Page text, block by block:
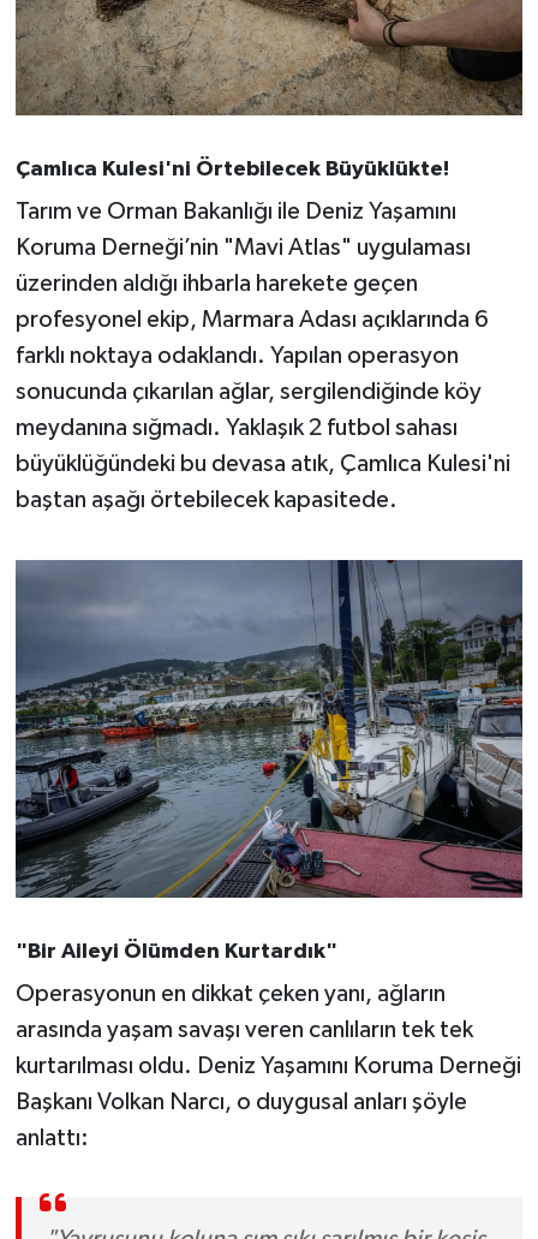
Çamlıca Kulesi'ni Örtebilecek Büyüklükte!
Tarım ve Orman Bakanlığı ile Deniz Yaşamını
Koruma Derneği’nin "Mavi Atlas" uygulaması
üzerinden aldığı ihbarla harekete geçen
profesyonel ekip, Marmara Adası açıklarında 6
farklı noktaya odaklandı. Yapılan operasyon
sonucunda çıkarılan ağlar, sergilendiğinde köy
meydanına sığmadı. Yaklaşık 2 futbol sahası
büyüklüğündeki bu devasa atık, Çamlıca Kulesi'ni
baştan aşağı örtebilecek kapasitede.
"Bir Aileyi Ölümden Kurtardık"
Operasyonun en dikkat çeken yanı, ağların
arasında yaşam savaşı veren canlıların tek tek
kurtarılması oldu. Deniz Yaşamını Koruma Derneği
Başkanı Volkan Narcı, o duygusal anları şöyle
anlattı:
Manyas
OLAY
OTOMOTİV
SAĞLIK
Savaştepe
SEYAHAT
SİYASET
SÜRMANŞET
Susurluk
TARİHTE BUGÜN
TEKNOLOJİ
TÜRKİYE
VİZYONDAKİLER
YAŞAM